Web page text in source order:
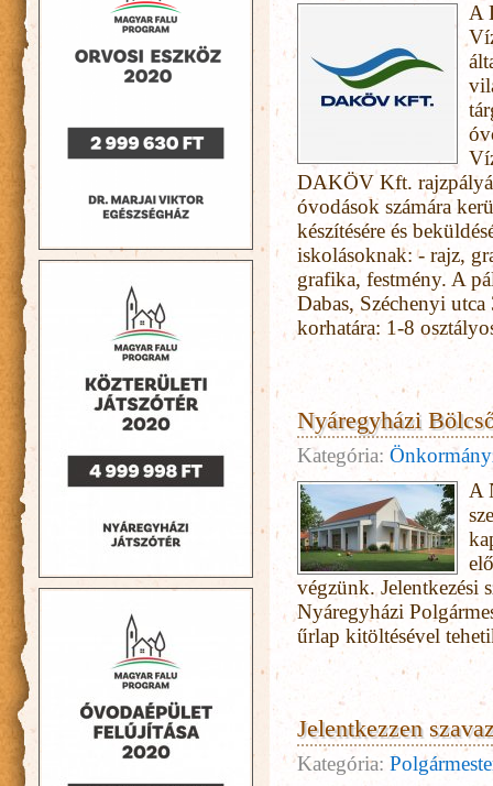
A
DAKÖV Kft.
óvodások számára
készítésére és
iskolásoknak: - rajz,
grafika, festmény. A
Dabas, Széchenyi
korhatára: 1-8
Nyáregyházi
Kategória:
A
végzünk. Jelentkezési
Nyáregyházi
űrlap kitöltésével
Jelentkezzen
Kategória: